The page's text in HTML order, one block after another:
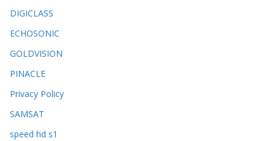
DIGICLASS
ECHOSONIC
GOLDVISION
PINACLE
Privacy Policy
SAMSAT
speed hd s1